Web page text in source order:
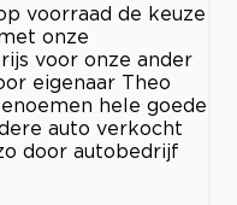
voorraad de keuze
onze
voor onze ander
eigenaar Theo
hele goede
auto verkocht
door autobedrijf